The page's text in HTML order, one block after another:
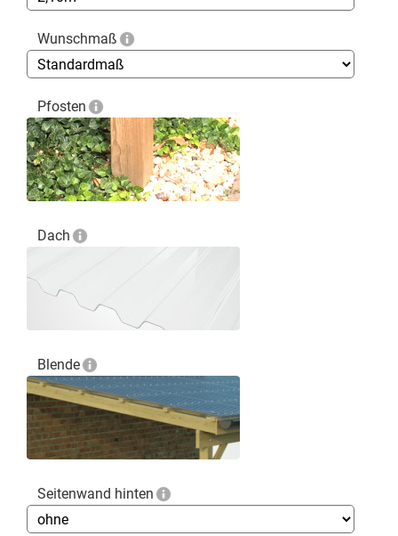
Wunschmaß
Pfosten
Dach
Blende
Seitenwand hinten